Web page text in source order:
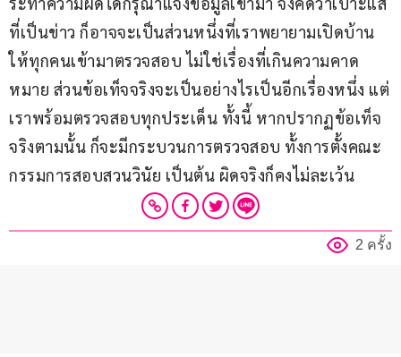
ที่เป็นข่าว ก็อาจจะเป็นส่วนหนึ่งที่เราพยายามเปิดบ้าน
ให้ทุกคนเข้ามาตรวจสอบ ไม่ใช่เรื่องที่เกินความคาด
หมาย ส่วนข้อเท็จจริงจะเป็นอย่างไรเป็นอีกเรื่องหนึ่ง แต่
เราพร้อมตรวจสอบทุกประเด็น ทั้งนี้ หากปรากฏข้อเท็จ
จริงตามนั้น ก็จะมีกระบวนการตรวจสอบ ทั้งการตั้งคณะ
กรรมการสอบสวนวินัย เป็นต้น ผิดจริงก็คงไม่ละเว้น
2 ครั้ง